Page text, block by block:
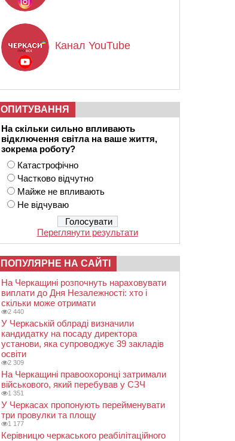
Канал YouTube
ОПИТУВАННЯ
На скільки сильно впливають
відключення світла на ваше життя,
зокрема роботу?
Катастрофічно
Частково відчутно
Майже не впливають
Не відчуваю
Переглянути результати
ПОПУЛЯРНЕ НА САЙТІ
На Черкащині розпочнуть нараховувати
виплати до Дня Незалежності: хто і
скільки може отримати
2 440
У Черкаській облраді визначили
кандидатку на посаду директора
установи, яка супроводжує 39 закладів
освіти
2 309
На Черкащині правоохоронці затримали
військового, який перебував у СЗЧ
1 351
У Черкасах пропонують перейменувати
три провулки та площу
1 177
Керівницю черкаського реабілітаційного